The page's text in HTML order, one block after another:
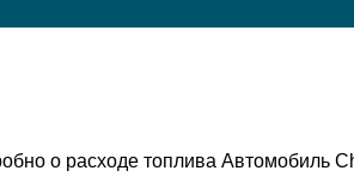
о расходе топлива Автомобиль